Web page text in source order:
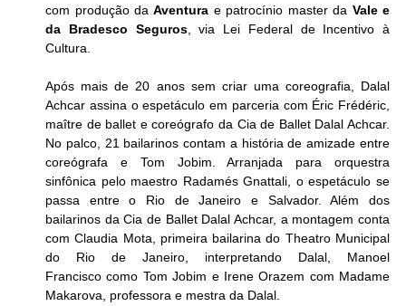
com produção da Aventura e patrocínio master da Vale e
da Bradesco Seguros, via Lei Federal de Incentivo à
Cultura.
Após mais de 20 anos sem criar uma coreografia, Dalal
Achcar assina o espetáculo em parceria com Éric Frédéric,
maître de ballet e coreógrafo da Cia de Ballet Dalal Achcar.
No palco, 21 bailarinos contam a história de amizade entre
coreógrafa e Tom Jobim. Arranjada para orquestra
sinfônica pelo maestro Radamés Gnattali, o espetáculo se
passa entre o Rio de Janeiro e Salvador. Além dos
bailarinos da Cia de Ballet Dalal Achcar, a montagem conta
com Claudia Mota, primeira bailarina do Theatro Municipal
do Rio de Janeiro, interpretando Dalal, Manoel
Francisco como Tom Jobim e Irene Orazem com Madame
Makarova, professora e mestra da Dalal.